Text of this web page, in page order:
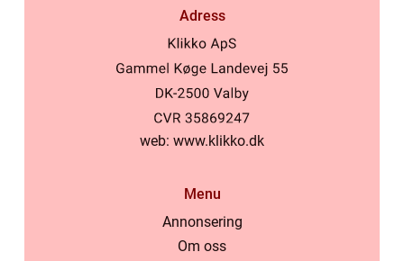
Adress
web: www.klikko.dk
Menu
Annonsering
Om oss